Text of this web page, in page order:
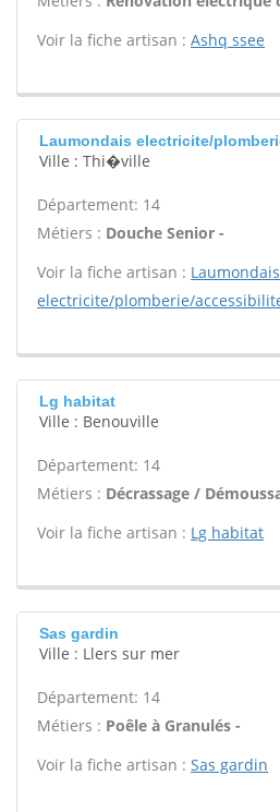
Voir la fiche artisan : Ashq ssee
Laumondais electricite/
Ville : Thi�ville
Département: 14
Métiers : Douche Senior -
Voir la fiche artisan : Laumondais
electricite/plomberie/
Lg habitat
Ville : Benouville
Département: 14
Métiers : Décrassage /
Voir la fiche artisan : Lg habitat
Sas gardin
Ville : Llers sur mer
Département: 14
Métiers : Poêle à Granulés -
Voir la fiche artisan : Sas gardin